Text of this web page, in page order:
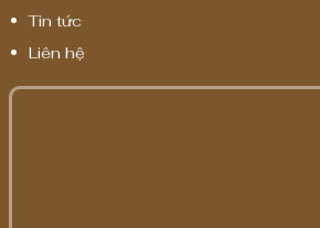
Tin tức
Liên hệ